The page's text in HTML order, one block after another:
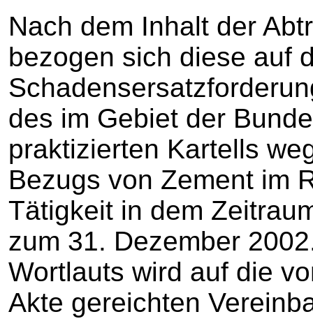
Nach dem Inhalt der
bezogen sich diese auf
des im Gebiet der
praktizierten Kartells
Bezugs von Zement im
Tätigkeit in dem
zum 31. Dezember
Wortlauts wird auf die
Akte gereichten